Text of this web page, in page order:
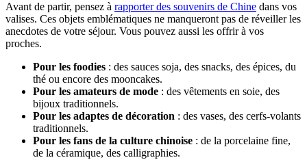
Avant de partir, pensez à rapporter des souvenirs de Chine dans vos
valises. Ces objets emblématiques ne manqueront pas de réveiller les
anecdotes de votre séjour. Vous pouvez aussi les offrir à vos
proches.
Pour les foodies : des sauces soja, des snacks, des épices, du
thé ou encore des mooncakes.
Pour les amateurs de mode : des vêtements en soie, des
bijoux traditionnels.
Pour les adaptes de décoration : des vases, des cerfs-volants
traditionnels.
Pour les fans de la culture chinoise : de la porcelaine fine,
de la céramique, des calligraphies.